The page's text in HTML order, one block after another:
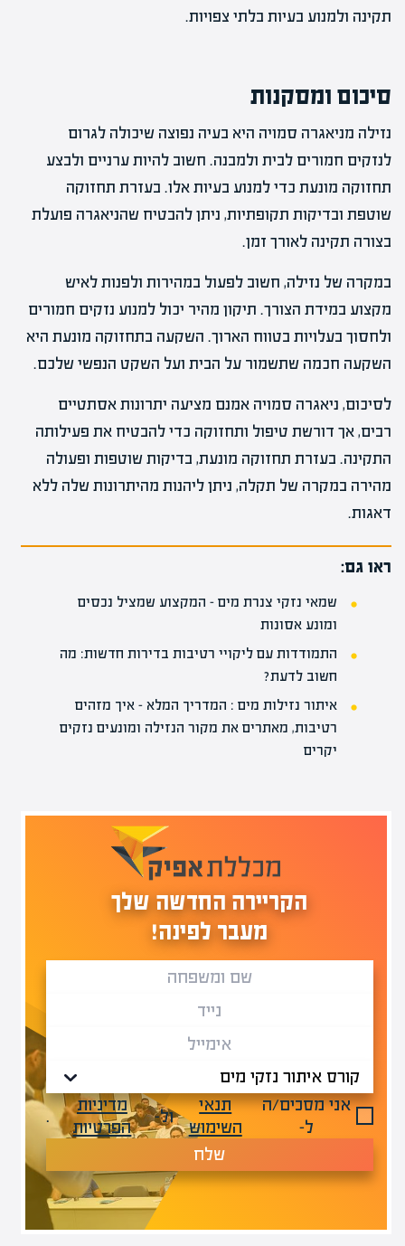
תקינה ולמנוע בעיות בלתי צפויות.
סיכום ומסקנות
נזילה מניאגרה סמויה היא בעיה נפוצה שיכולה לגרום
לנזקים חמורים לבית ולמבנה. חשוב להיות ערניים ולבצע
תחזוקה מונעת כדי למנוע בעיות אלו. בעזרת תחזוקה
שוטפת ובדיקות תקופתיות, ניתן להבטיח שהניאגרה פועלת
בצורה תקינה לאורך זמן.
במקרה של נזילה, חשוב לפעול במהירות ולפנות לאיש
מקצוע במידת הצורך. תיקון מהיר יכול למנוע נזקים חמורים
ולחסוך בעלויות בטווח הארוך. השקעה בתחזוקה מונעת היא
השקעה חכמה שתשמור על הבית ועל השקט הנפשי שלכם.
לסיכום, ניאגרה סמויה אמנם מציעה יתרונות אסתטיים
רבים, אך דורשת טיפול ותחזוקה כדי להבטיח את פעילותה
התקינה. בעזרת תחזוקה מונעת, בדיקות שוטפות ופעולה
מהירה במקרה של תקלה, ניתן ליהנות מהיתרונות שלה ללא
דאגות.
ראו גם:
שמאי נזקי צנרת מים – המקצוע שמציל נכסים
ומונע אסונות
התמודדות עם ליקויי רטיבות בדירות חדשות: מה
חשוב לדעת?
איתור נזילות מים : המדריך המלא – איך מזהים
רטיבות, מאתרים את מקור הנזילה ומונעים נזקים
יקרים
הקריירה החדשה שלך
מעבר לפינה!
אני מסכים/ה
ל-
תנאי
השימוש
ול-
מדיניות
הפרטיות
.
שלח